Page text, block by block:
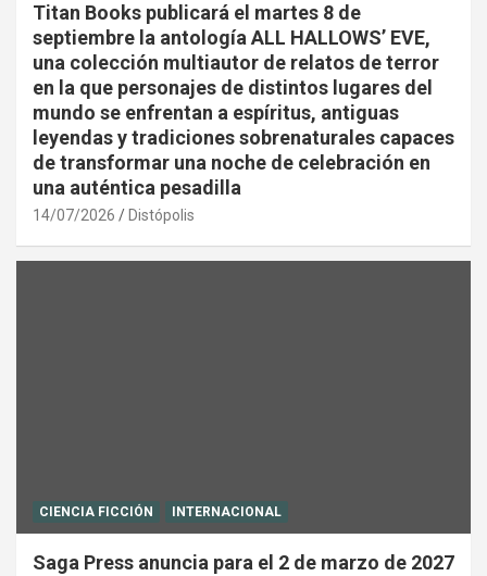
Titan Books publicará el martes 8 de
septiembre la antología ALL HALLOWS’ EVE,
una colección multiautor de relatos de terror
en la que personajes de distintos lugares del
mundo se enfrentan a espíritus, antiguas
leyendas y tradiciones sobrenaturales capaces
de transformar una noche de celebración en
una auténtica pesadilla
14/07/2026 Distópolis
CIENCIA FICCIÓN INTERNACIONAL
Saga Press anuncia para el 2 de marzo de 2027